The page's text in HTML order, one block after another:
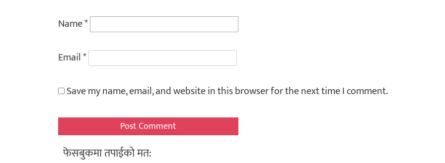
Name*
Email*
Save my name, email, and website in this browser for the next time I comment.
फेसबुकमा तपाईको मत: